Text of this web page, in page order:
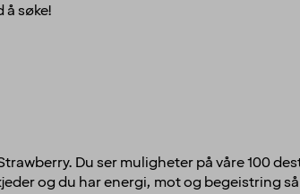
søke!
Du ser muligheter på våre 100
og du har energi, mot og begeistring